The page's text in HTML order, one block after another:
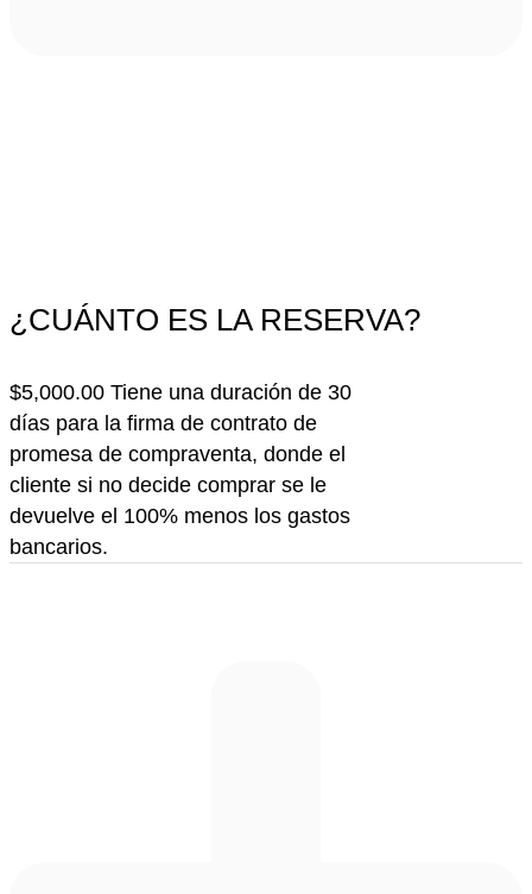
¿CUÁNTO ES LA RESERVA?
$5,000.00 Tiene una duración de 30
días para la firma de contrato de
promesa de compraventa, donde el
cliente si no decide comprar se le
devuelve el 100% menos los gastos
bancarios.